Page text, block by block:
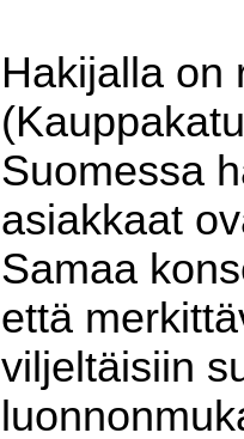
Hakijalla on
Suomessa
asiakkaat
Samaa
että
viljeltäisiin